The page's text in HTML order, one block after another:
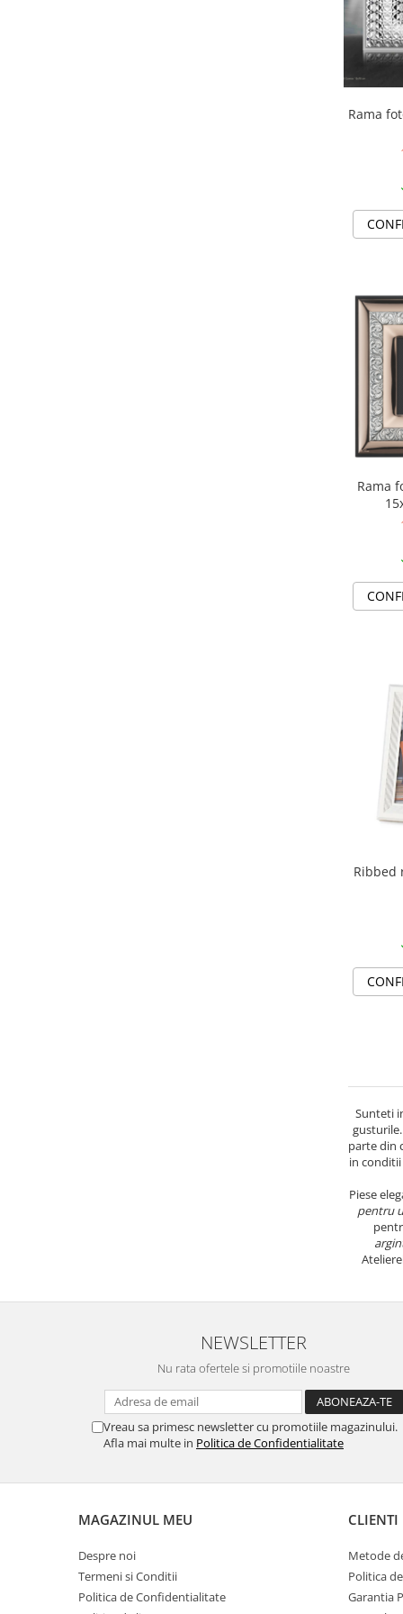
Rama
Rama
Ribbed
Sunteti
parte din
in
Piese
pentru
NEWSLETTER
Nu rata ofertele si promotiile noastre
Vreau sa primesc newsletter cu promotiile magazinului.
Afla mai multe in Politica de Confidentialitate
MAGAZINUL MEU
Despre noi
Termeni si Conditii
Politica de Confidentialitate
CLIENTI
Metode
Politica
Garantia